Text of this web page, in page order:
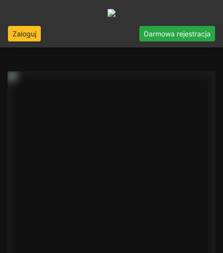
Zaloguj Darmowa rejestracja